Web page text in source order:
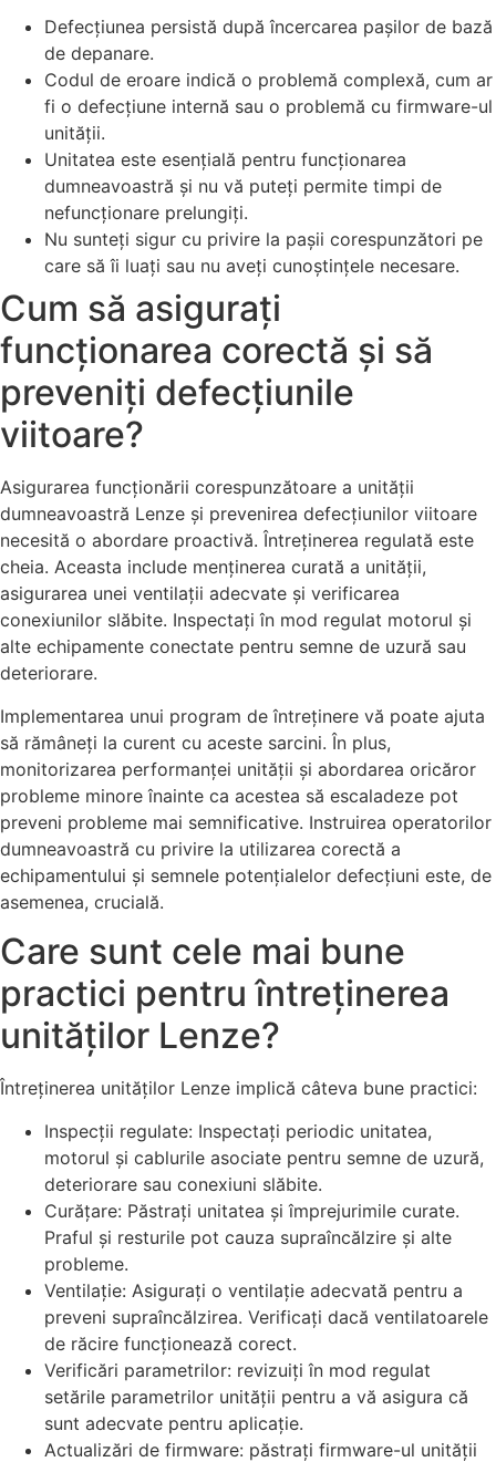
Defecțiunea persistă după încercarea pașilor de bază
de depanare.
Codul de eroare indică o problemă complexă, cum ar
fi o defecțiune internă sau o problemă cu firmware-ul
unității.
Unitatea este esențială pentru funcționarea
dumneavoastră și nu vă puteți permite timpi de
nefuncționare prelungiți.
Nu sunteți sigur cu privire la pașii corespunzători pe
care să îi luați sau nu aveți cunoștințele necesare.
Cum să asigurați
funcționarea corectă și să
preveniți defecțiunile
viitoare?
Asigurarea funcționării corespunzătoare a unității
dumneavoastră Lenze și prevenirea defecțiunilor viitoare
necesită o abordare proactivă. Întreținerea regulată este
cheia. Aceasta include menținerea curată a unității,
asigurarea unei ventilații adecvate și verificarea
conexiunilor slăbite. Inspectați în mod regulat motorul și
alte echipamente conectate pentru semne de uzură sau
deteriorare.
Implementarea unui program de întreținere vă poate ajuta
să rămâneți la curent cu aceste sarcini. În plus,
monitorizarea performanței unității și abordarea oricăror
probleme minore înainte ca acestea să escaladeze pot
preveni probleme mai semnificative. Instruirea operatorilor
dumneavoastră cu privire la utilizarea corectă a
echipamentului și semnele potențialelor defecțiuni este, de
asemenea, crucială.
Care sunt cele mai bune
practici pentru întreținerea
unităților Lenze?
Întreținerea unităților Lenze implică câteva bune practici:
Inspecții regulate: Inspectați periodic unitatea,
motorul și cablurile asociate pentru semne de uzură,
deteriorare sau conexiuni slăbite.
Curățare: Păstrați unitatea și împrejurimile curate.
Praful și resturile pot cauza supraîncălzire și alte
probleme.
Ventilație: Asigurați o ventilație adecvată pentru a
preveni supraîncălzirea. Verificați dacă ventilatoarele
de răcire funcționează corect.
Verificări parametrilor: revizuiți în mod regulat
setările parametrilor unității pentru a vă asigura că
sunt adecvate pentru aplicație.
Actualizări de firmware: păstrați firmware-ul unității